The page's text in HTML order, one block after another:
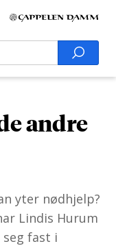
Search
andre
yter nødhjelp?
Lindis Hurum
fast i